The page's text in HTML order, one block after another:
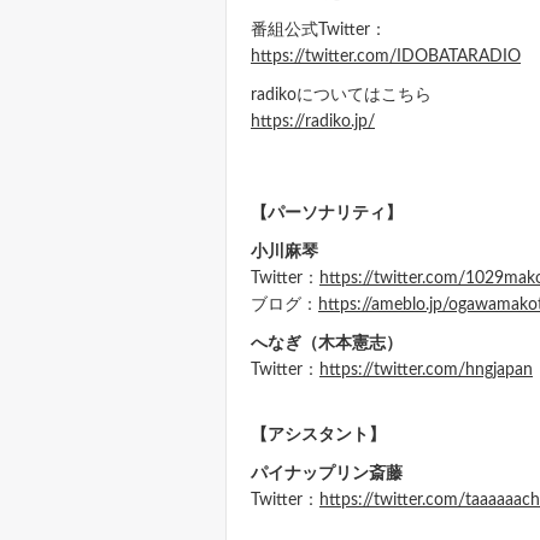
番組公式Twitter：
https://twitter.com/IDOBATARADIO
radikoについてはこちら
https://radiko.jp/
【パーソナリティ】
小川麻琴
Twitter： https://twitter.com/
ブログ： https://ameblo.jp/
へなぎ（木本憲志）
Twitter： https://twitter.com/hngjapan
【アシスタント】
パイナップリン斎藤
Twitter： https://twitter.com/